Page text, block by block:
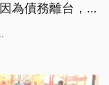
為債務離台，
協助，要來重建